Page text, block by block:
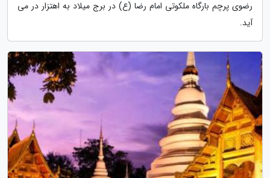
رضوی پرچم بارگاه ملکوتی امام رضا (ع) در برج میلاد به اهتزار در می
آید.